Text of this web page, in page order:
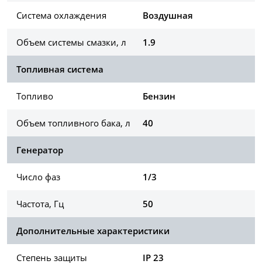
Система охлаждения Воздушная
Объем системы смазки, л 1.9
Топливная система
Топливо Бензин
Объем топливного бака, л 40
Генератор
Число фаз 1/3
Частота, Гц 50
Дополнительные характеристики
Степень защиты IP 23